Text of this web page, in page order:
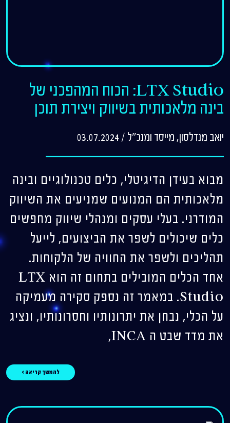
LTX Studio: הכוח המהפכני של
בינה מלאכותית בשיווק ויצירת תוכן
יואב מנדלסון, מייסד ומנכ"ל /
03.07.2024
מבוא בעידן הדיגיטלי, כלים טכנולוגיים ובינה
מלאכותית הם המנועים שמניעים את השיווק
המודרני. בעלי עסקים ומנהלי שיווק מחפשים
כלים שיכולים לשפר את הביצועים, לייעל
תהליכים ולשפר את החוויה של הלקוחות.
אחד הכלים המובילים בתחום זה הוא LTX
Studio. במאמר זה נספק סקירה מעמיקה
על הכלי, נבחן את יתרונותיו וחסרונותיו, ונציג
את מדד שבט ה INCA,
להמשך קריאה >